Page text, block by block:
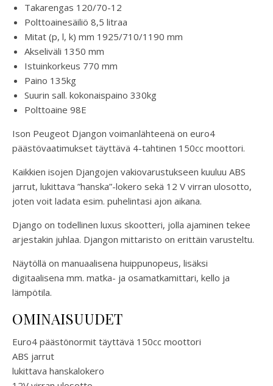
Takarengas 120/70-12
Polttoainesäiliö 8,5 litraa
Mitat (p, l, k) mm 1925/710/1190 mm
Akseliväli 1350 mm
Istuinkorkeus 770 mm
Paino 135kg
Suurin sall. kokonaispaino 330kg
Polttoaine 98E
Ison Peugeot Djangon voimanlähteenä on euro4
päästövaatimukset täyttävä 4-tahtinen 150cc moottori.
Kaikkien isojen Djangojen vakiovarustukseen kuuluu ABS
jarrut, lukittava ”hanska”-lokero sekä 12 V virran ulosotto,
joten voit ladata esim. puhelintasi ajon aikana.
Django on todellinen luxus skootteri, jolla ajaminen tekee
arjestakin juhlaa. Djangon mittaristo on erittäin varusteltu.
Näytöllä on manuaalisena huippunopeus, lisäksi
digitaalisena mm. matka- ja osamatkamittari, kello ja
lämpötila.
OMINAISUUDET
Euro4 päästönormit täyttävä 150cc moottori
ABS jarrut
lukittava hanskalokero